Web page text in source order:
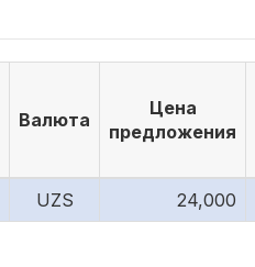
Валюта
Цена
предложения
UZS 24,000